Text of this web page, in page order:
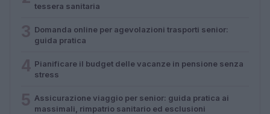
tessera sanitaria
Domanda online per agevolazioni trasporti senior:
guida pratica
Pianificare il budget delle vacanze in pensione senza
stress
Assicurazione viaggio per senior: guida pratica ai
massimali, rimpatrio sanitario ed esclusioni